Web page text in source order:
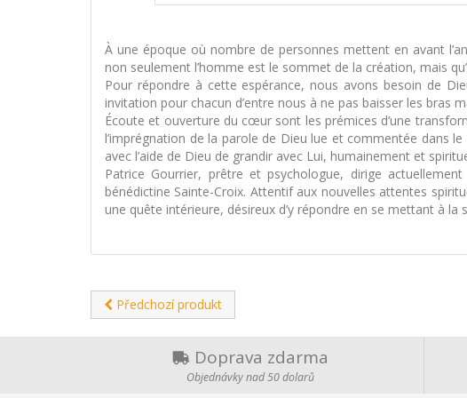
À une époque où nombre de personnes mettent en avant
non seulement l’homme est le sommet de la création, mais
Pour répondre à cette espérance, nous avons besoin de
invitation pour chacun d’entre nous à ne pas baisser les bras
Écoute et ouverture du cœur sont les prémices d’une
l’imprégnation de la parole de Dieu lue et commentée dans
avec l’aide de Dieu de grandir avec Lui, humainement et
Patrice Gourrier, prêtre et psychologue, dirige
bénédictine Sainte-Croix. Attentif aux nouvelles attentes
une quête intérieure, désireux d’y répondre en se mettant à la
Předchozí produkt
Doprava zdarma
Objednávky nad 50 dolarů